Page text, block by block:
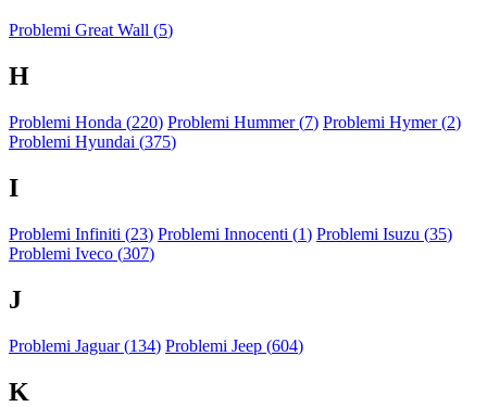
Problemi Great Wall (5)
H
Problemi Honda (220) Problemi Hummer (7) Problemi Hymer (2)
Problemi Hyundai (375)
I
Problemi Infiniti (23) Problemi Innocenti (1) Problemi Isuzu (35)
Problemi Iveco (307)
J
Problemi Jaguar (134) Problemi Jeep (604)
K